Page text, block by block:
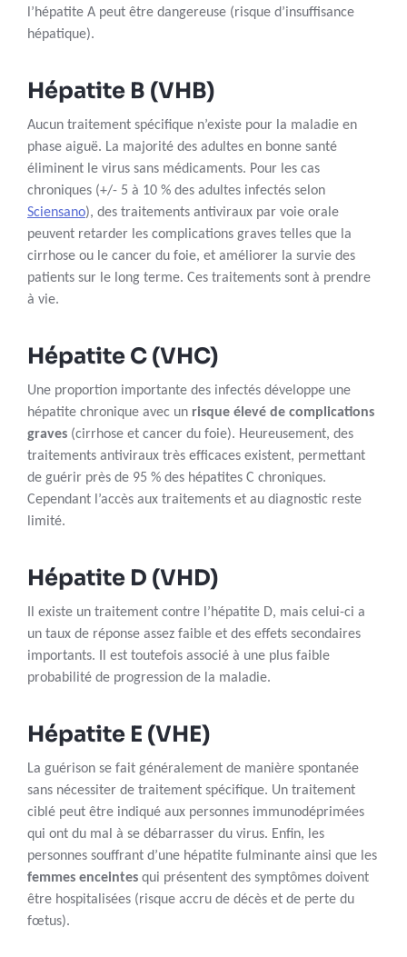
l’hépatite A peut être dangereuse (risque d’insuffisance
hépatique).
Hépatite B (VHB)
Aucun traitement spécifique n’existe pour la maladie en
phase aiguë. La majorité des adultes en bonne santé
éliminent le virus sans médicaments. Pour les cas
chroniques (+/- 5 à 10 % des adultes infectés selon
Sciensano), des traitements antiviraux par voie orale
peuvent retarder les complications graves telles que la
cirrhose ou le cancer du foie, et améliorer la survie des
patients sur le long terme. Ces traitements sont à prendre
à vie.
Hépatite C (VHC)
Une proportion importante des infectés développe une
hépatite chronique avec un risque élevé de complications
graves (cirrhose et cancer du foie). Heureusement, des
traitements antiviraux très efficaces existent, permettant
de guérir près de 95 % des hépatites C chroniques.
Cependant l’accès aux traitements et au diagnostic reste
limité.
Hépatite D (VHD)
Il existe un traitement contre l’hépatite D, mais celui-ci a
un taux de réponse assez faible et des effets secondaires
importants. Il est toutefois associé à une plus faible
probabilité de progression de la maladie.
Hépatite E (VHE)
La guérison se fait généralement de manière spontanée
sans nécessiter de traitement spécifique. Un traitement
ciblé peut être indiqué aux personnes immunodéprimées
qui ont du mal à se débarrasser du virus. Enfin, les
personnes souffrant d’une hépatite fulminante ainsi que les
femmes enceintes qui présentent des symptômes doivent
être hospitalisées (risque accru de décès et de perte du
fœtus).